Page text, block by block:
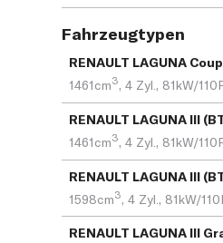
Fahrzeugtypen
1461cm3, 4 Zyl., 81kW/
1461cm3, 4 Zyl., 81kW/
1598cm3, 4 Zyl., 81kW/